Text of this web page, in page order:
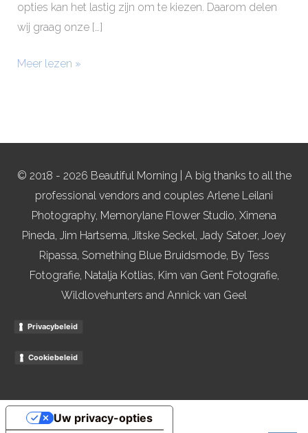
opties kan het lastig zijn om te kiezen. Daarom delen
wij graag onze […]
Meer lezen »
© 2018 - 2026 Beautiful Morning | A big thanks to all the
professional vendors and couples Arlene Leilani
Photography, Memorylane Flower Studio, Ximena
Pineda, Jim Hartsema, Jitske Seckel, Jady Satoer, Joey
Ripassa, Something Blue Bruidsmode, By Tess
Fotografie, Natalja Kotlias, Kim van Gent Fotografie,
Wildlovehunters and Annick van Geel
Privacybeleid
Cookiebeleid
Uw privacy-opties